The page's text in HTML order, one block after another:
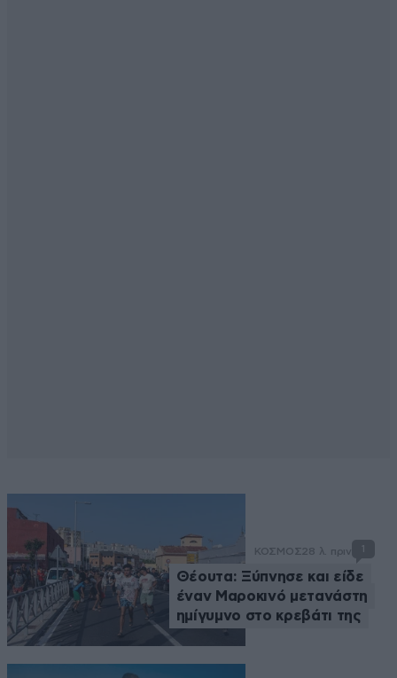
ΚΟΣΜΟΣ28 λ. πριν 1
Θέουτα: Ξύπνησε και είδε
έναν Μαροκινό μετανάστη
ημίγυμνο στο κρεβάτι της